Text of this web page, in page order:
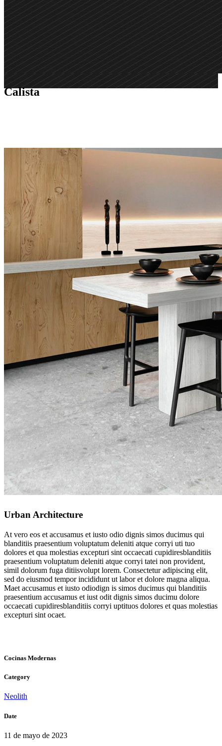
Calista
Urban Architecture
At vero eos et accusamus et iusto odio dignis simos ducimus qui
blanditiis praesentium voluptatum deleniti atque corryi uti tuo
dolores et qua molestias excepturi sint occaecati cupidiresblanditiis
praesentium voluptatum deleniti atque corryi tatei non provident,
simil dolorum fuga ditiisvolupt lorem. Consectetur adipiscing elit,
sed do eiusmod tempor incididunt ut labor et dolore magna aliqua.
Maet accusamus et iusto odiodign is simos ducimus qui blanditiis
praesentium accusamus et iust odit dignis simos ducimu dolore
occaecati cupidiresblanditiis corryi uptituos dolores et quas molestias
excepturi sint ocaet.
Cocinas Modernas
Category
Neolith
Date
11 de mayo de 2023